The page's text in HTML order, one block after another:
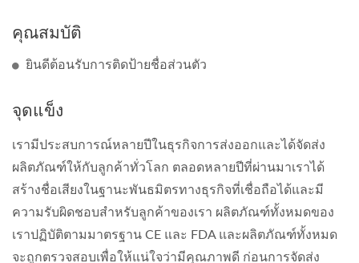
คุณสมบัติ
ยินดีต้อนรับการติดป้ายชื่อส่วนตัว
จุดแข็ง
เรามีประสบการณ์หลายปีในธุรกิจการส่งออกและได้จัดส่ง
ผลิตภัณฑ์ให้กับลูกค้าทั่วโลก ตลอดหลายปีที่ผ่านมาเราได้
สร้างชื่อเสียงในฐานะพันธมิตรทางธุรกิจที่เชื่อถือได้และมี
ความรับผิดชอบสำหรับลูกค้าของเรา ผลิตภัณฑ์ทั้งหมดของ
เราปฏิบัติตามมาตรฐาน CE และ FDA และผลิตภัณฑ์ทั้งหมด
จะถูกตรวจสอบเพื่อให้แน่ใจว่ามีคุณภาพดี ก่อนการจัดส่ง